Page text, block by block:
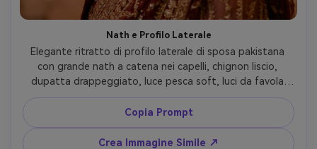
Nath e Profilo Laterale
Elegante ritratto di profilo laterale di sposa pakistana
con grande nath a catena nei capelli, chignon liscio,
dupatta drappeggiato, luce pesca soft, luci da favola
sullo sfondo bokeh, scattato con Nikon Z8, 85mm f/1.8,
f/2, ambiente caldo, silhouette pulita, pelle e gioielli ultra
realistici, mood editoriale sposa --ar 4:5
Copia Prompt
Crea Immagine Simile ↗